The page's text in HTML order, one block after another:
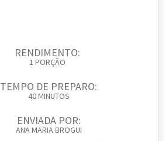
RENDIMENTO:
1 PORÇÃO
TEMPO DE PREPARO:
40 MINUTOS
ENVIADA POR:
ANA MARIA BROGUI